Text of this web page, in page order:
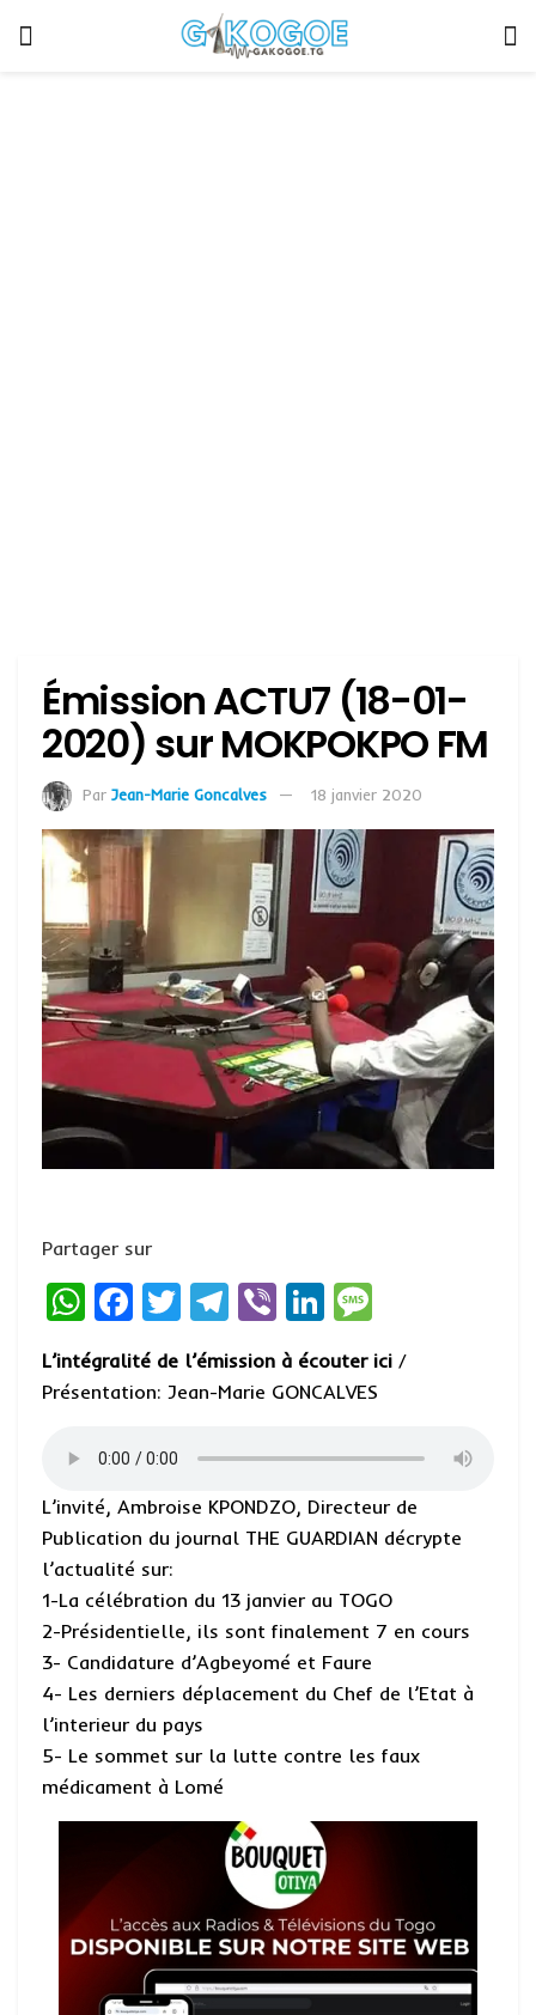
Émission ACTU7 (18-01-
2020) sur MOKPOKPO FM
Par Jean-Marie Goncalves 18 janvier 2020
Partager sur
W
h
at
A
p
p
F
a
ce
o
o
k
T
w
it
T
e
r
a
m
Vi
b
er
Li
ke
n
s
g
e
L’intégralité de l’émission à écouter ici /
Présentation: Jean-Marie GONCALVES
L’invité, Ambroise KPONDZO, Directeur de
Publication du journal THE GUARDIAN décrypte
l’actualité sur:
1-La célébration du 13 janvier au TOGO
2-Présidentielle, ils sont finalement 7 en cours
3- Candidature d’Agbeyomé et Faure
4- Les derniers déplacement du Chef de l’Etat à
l’interieur du pays
5- Le sommet sur la lutte contre les faux
médicament à Lomé